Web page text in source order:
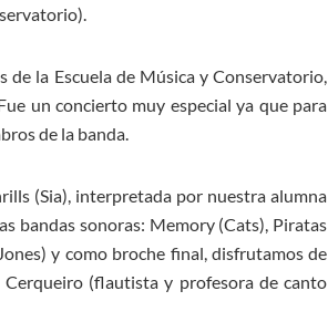
la Escuela de Música y Conservatorio,
un concierto muy especial ya que para
de la banda.
(Sia), interpretada por nuestra alumna
bandas sonoras: Memory (Cats), Piratas
y como broche final, disfrutamos de
(flautista y profesora de canto